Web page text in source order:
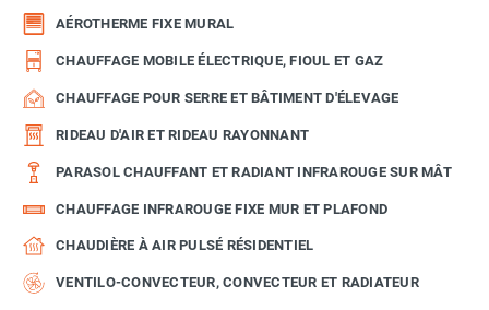
AÉROTHERME FIXE MURAL
CHAUFFAGE MOBILE ÉLECTRIQUE, FIOUL ET GAZ
CHAUFFAGE POUR SERRE ET BÂTIMENT D'ÉLEVAGE
RIDEAU D'AIR ET RIDEAU RAYONNANT
PARASOL CHAUFFANT ET RADIANT INFRAROUGE SUR MÂT
CHAUFFAGE INFRAROUGE FIXE MUR ET PLAFOND
CHAUDIÈRE À AIR PULSÉ RÉSIDENTIEL
VENTILO-CONVECTEUR, CONVECTEUR ET RADIATEUR